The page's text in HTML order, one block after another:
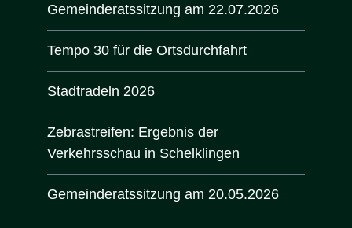
Gemeinderatssitzung am 22.07.2026
Tempo 30 für die Ortsdurchfahrt
Stadtradeln 2026
Zebrastreifen: Ergebnis der
Verkehrsschau in Schelklingen
Gemeinderatssitzung am 20.05.2026